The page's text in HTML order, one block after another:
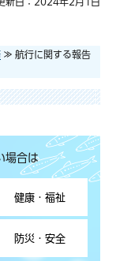
≫ 航行に関する報告
場合は
健康・福祉
防災・安全